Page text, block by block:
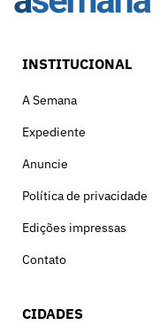
INSTITUCIONAL
A Semana
Expediente
Anuncie
Política de privacidade
Edições impressas
Contato
CIDADES